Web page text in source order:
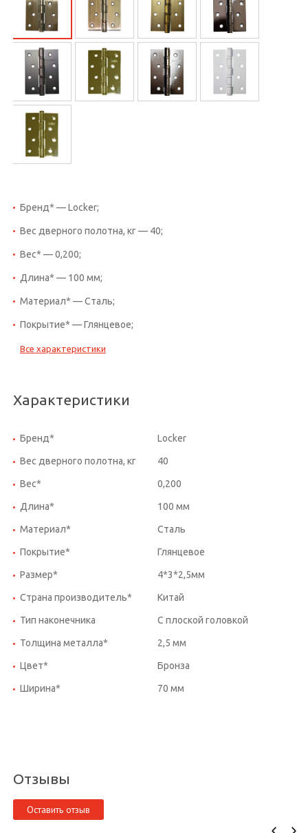
Бренд* — Locker;
Вес дверного полотна, кг — 40;
Вес* — 0,200;
Длина* — 100 мм;
Материал* — Сталь;
Покрытие* — Глянцевое;
Все характеристики
Характеристики
Бренд* Locker
Вес дверного полотна, кг 40
Вес* 0,200
Длина* 100 мм
Материал* Сталь
Покрытие* Глянцевое
Размер* 4*3*2,5мм
Страна производитель* Китай
Тип наконечника С плоской головкой
Толщина металла* 2,5 мм
Цвет* Бронза
Ширина* 70 мм
Отзывы
Оставить отзыв